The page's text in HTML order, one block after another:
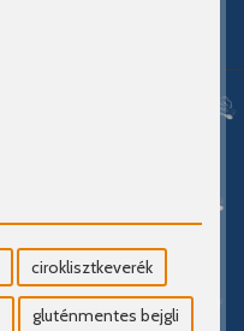
ciroklisztkeverék
gluténmentes bejgli